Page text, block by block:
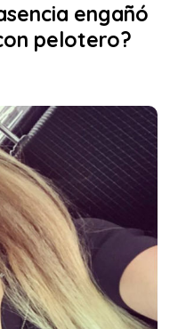
engañó
pelotero?